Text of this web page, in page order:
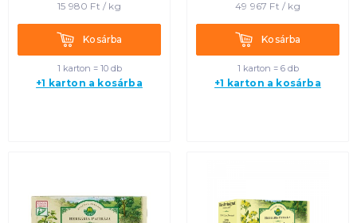
15 980 Ft / kg
KosárbaKosárba
1 karton = 10 db
+1 karton a kosárba
49 967 Ft / kg
KosárbaKosárba
1 karton = 6 db
+1 karton a kosárba